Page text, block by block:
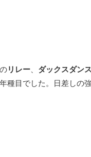
リレー ダックスダン
種目でした。日差しの